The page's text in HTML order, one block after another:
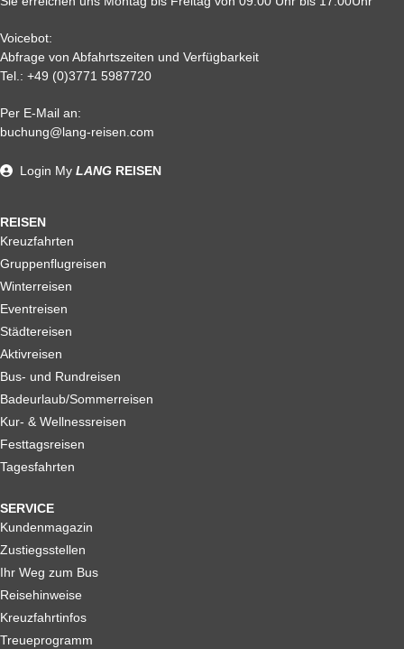
Alle weiteren Stronierungsbedingungen entnehmen Sie bitte
unseren AGB. Wir empfehlen Ihnen den Abschluss einer
Reiserücktrittskostenversicherung
Voicebot:
Abfrage von Abfahrtszeiten und Verfügbarkeit
Tel.: +49 (0)3771 5987720
Per E-Mail an:
buchung@lang-reisen.com
REISEN
Kreuzfahrten
Gruppenflugreisen
Winterreisen
Eventreisen
Städtereisen
Aktivreisen
Bus- und Rundreisen
Badeurlaub/Sommerreisen
Kur- & Wellnessreisen
Festtagsreisen
Tagesfahrten
SERVICE
Kundenmagazin
Zustiegsstellen
Ihr Weg zum Bus
Reisehinweise
Kreuzfahrtinfos
Treueprogramm
Login My LANG REISEN